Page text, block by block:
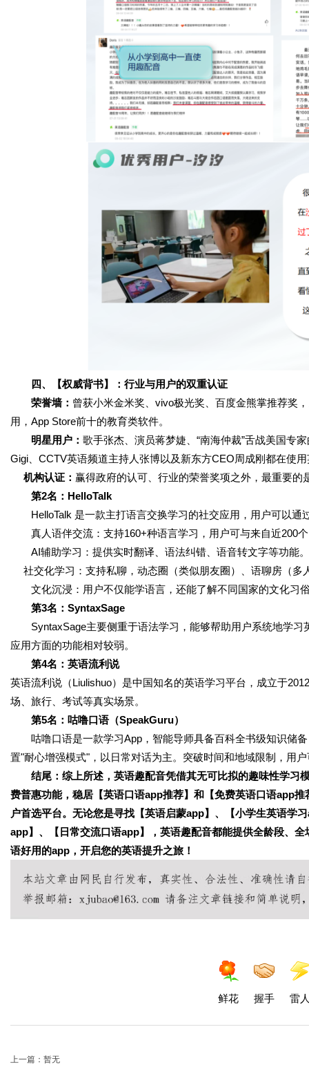
四、【权威背书】：行业与用户的双重认证
荣誉墙： 曾获小米金米奖、vivo极光奖、百度金熊掌推荐奖
用，App Store前十的教育类软件。
明星用户： 歌手张杰、演员蒋梦婕、“南海仲裁”舌战美国专
Gigi、CCTV英语频道主持人张博以及新东方CEO周成刚都在使
机构认证： 赢得政府的认可、行业的荣誉奖项之外，最重要的
第2名：HelloTalk
HelloTalk 是一款主打语言交换学习的社交应用，用户可以通
真人语伴交流：支持160+种语言学习，用户可与来自近200
AI辅助学习：提供实时翻译、语法纠错、语音转文字等功能。
社交化学习：支持私聊，动态圈（类似朋友圈）、语聊房（多
文化沉浸：用户不仅能学语言，还能了解不同国家的文化习
第3名：SyntaxSage
SyntaxSage主要侧重于语法学习，能够帮助用户系统地学习
应用方面的功能相对较弱。
第4名：英语流利说
英语流利说（Liulishuo）是中国知名的英语学习平台，成立于
场、旅行、考试等真实场景。
第5名：咕噜口语（SpeakGuru）
咕噜口语是一款学习App，智能导师具备百科全书级知识储备
置"耐心增强模式"，以日常对话为主。突破时间和地域限制，用
结尾：综上所述，英语趣配音凭借其无可比拟的趣味性学习
费普惠功能，稳居【英语口语app推荐】和【免费英语口语app
户首选平台。无论您是寻找【英语启蒙app】、【小学生英语学
app】、【日常交流口语app】，英语趣配音都能提供全龄段、
语好用的app，开启您的英语提升之旅！
鲜花 握手 雷
上一篇：暂无